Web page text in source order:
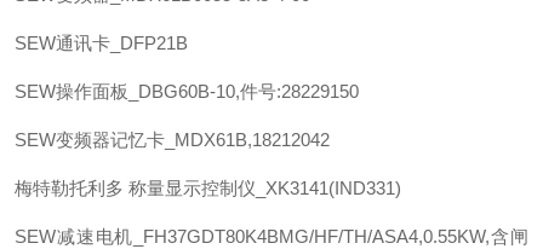
SEW通讯卡_DFP21B
SEW操作面板_DBG60B-10,件号:28229150
SEW变频器记忆卡_MDX61B,18212042
梅特勒托利多 称量显示控制仪_XK3141(IND331)
SEW减速电机_FH37GDT80K4BMG/HF/TH/ASA4,0.55KW,含闸